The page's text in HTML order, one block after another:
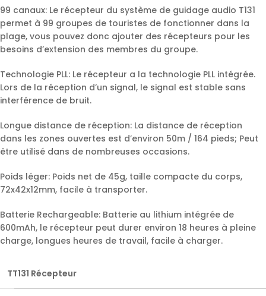
99 canaux: Le récepteur du système de guidage audio T131
permet à 99 groupes de touristes de fonctionner dans la
plage, vous pouvez donc ajouter des récepteurs pour les
besoins d’extension des membres du groupe.
Technologie PLL: Le récepteur a la technologie PLL intégrée.
Lors de la réception d’un signal, le signal est stable sans
interférence de bruit.
Longue distance de réception: La distance de réception
dans les zones ouvertes est d’environ 50m / 164 pieds; Peut
être utilisé dans de nombreuses occasions.
Poids léger: Poids net de 45g, taille compacte du corps,
72x42x12mm, facile à transporter.
Batterie Rechargeable: Batterie au lithium intégrée de
600mAh, le récepteur peut durer environ 18 heures à pleine
charge, longues heures de travail, facile à charger.
TT131 Récepteur